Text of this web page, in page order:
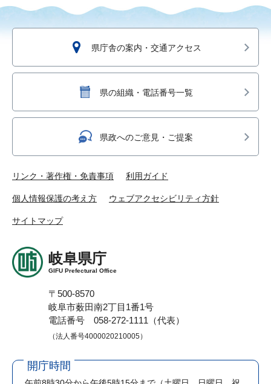
県庁舎の案内・交通アクセス
県の組織・電話番号一覧
県政へのご意見・ご提案
リンク・著作権・免責事項 利用ガイド
個人情報保護の考え方 ウェブアクセシビリティ方針
サイトマップ
岐阜県庁
GIFU Prefectural Office
〒500-8570
岐阜市薮田南2丁目1番1号
電話番号 058-272-1111（代表）
（法人番号4000020210005）
開庁時間